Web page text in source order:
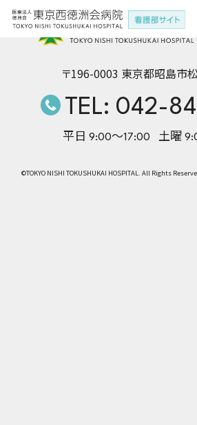
〒196-0003 東京都昭島市
TEL: 042-
平日 9:00〜17:00 土曜
©TOKYO NISHI TOKUSHUKAI HOSPITAL. All Rights